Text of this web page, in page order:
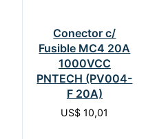
Conector c/
Fusible MC4 20A
1000VCC
PNTECH (PV004-
F 20A)
US$ 10,01